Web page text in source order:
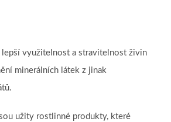
využitelnost a stravitelnost živin
minerálních látek z jinak
užity rostlinné produkty, které